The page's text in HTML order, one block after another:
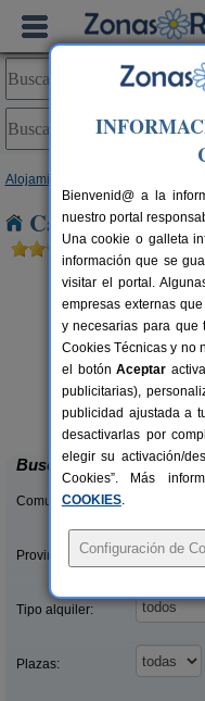
Alojamientos
Casas Rurales
La
Buscar
Comunidades:
Provincias/Islas:
Tipo alquiler:
Plazas:
Bienvenid@ a la
nuestro portal
Una cookie o galleta
información que se
visitar el portal.
empresas externas
y necesarias para que
Cookies Técnicas y no
el botónAceptar
publicitarias),
publicidad ajustada a
desactivarlas por
elegir su activación/
Cookies”. Más
COOKIES.